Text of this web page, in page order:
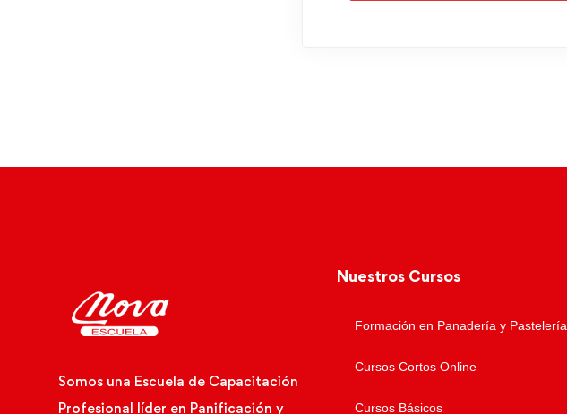
Somos una Escuela de Capacitación
Profesional líder en Panificación y
Nuestros Cursos
Formación en Panadería y Pastelería
Cursos Cortos Online
Cursos Básicos